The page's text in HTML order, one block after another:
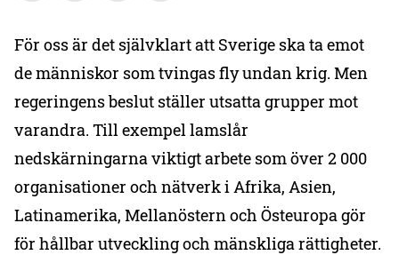
För oss är det självklart att Sverige ska ta emot
de människor som tvingas fly undan krig. Men
regeringens beslut ställer utsatta grupper mot
varandra. Till exempel lamslår
nedskärningarna viktigt arbete som över 2 000
organisationer och nätverk i Afrika, Asien,
Latinamerika, Mellanöstern och Östeuropa gör
för hållbar utveckling och mänskliga rättigheter.